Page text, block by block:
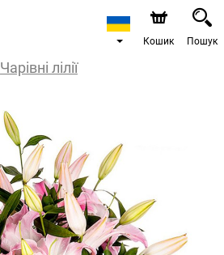
Кошик Пошук
Чарівні лілії